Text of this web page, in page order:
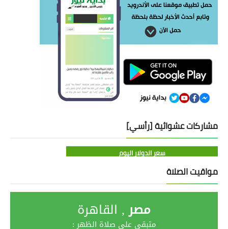
مشاركات عشوائية [رأسي]
سعر الدولار اليوم
مواقيت الصلاة